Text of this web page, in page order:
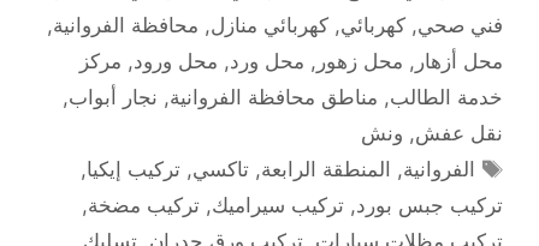
فني صحي, كهربائي, كهربائي منازل, محافظة الفروانية,
محل أزهار , محل زهور , محل ورد, محل ورود, مركز
خدمة الطالب, مناطق محافظة الفروانية, نجار أبواب,
نقل عفش, ونش
الوسوم
الفروانية, المنطقة الرابعة,تاكسي,تركيب إيكيا,
تركيب جبس بورد, تركيب سيراميك, تركيب مضخة,
تركيب مظلات سيارات, تركيب ورق جدران, تسليك